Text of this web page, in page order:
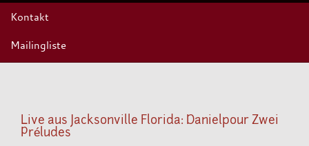
Kontakt
Mailingliste
Live aus Jacksonville Florida: Danielpour Zwei
Préludes